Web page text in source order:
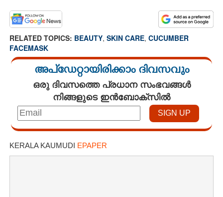
RELATED TOPICS: BEAUTY, SKIN CARE, CUCUMBER
FACEMASK
അപ്ഡേറ്റായിരിക്കാം ദിവസവും
ഒരു ദിവസത്തെ പ്രധാന സംഭവങ്ങൾ
നിങ്ങളുടെ ഇൻബോക്സിൽ
KERALA KAUMUDI EPAPER